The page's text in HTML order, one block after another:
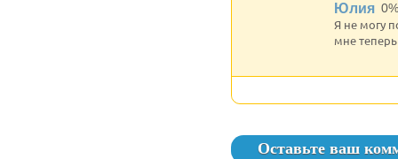
Юлия 0%
Я не могу
мне
Оставьте ваш